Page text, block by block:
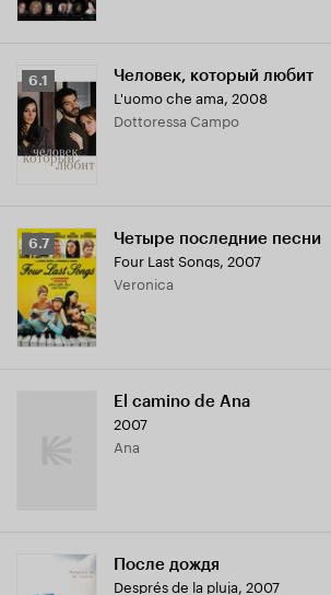
Рейтинг
Кинопоиска
6.1
6.1 Человек, который любит
L'uomo che ama, 2008
Dottoressa Campo
Рейтинг
Кинопоиска
6.7
6.7 Четыре последние песни
Four Last Songs, 2007
Veronica
El camino de Ana
2007
Ana
После дождя
Després de la pluja, 2007